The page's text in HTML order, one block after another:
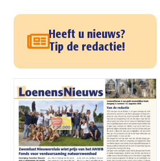
Heeft u nieuws?
Tip de redactie!